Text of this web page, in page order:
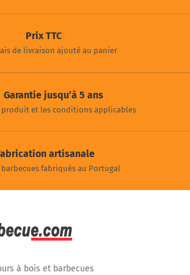
Prix TTC
de livraison ajouté au panier
Garantie jusqu’à 5 ans
produit et les conditions applicables
artisanale
barbecues fabriqués au Portugal
à bois et barbecues